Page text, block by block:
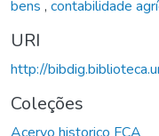
bens , contabilidade
URI
http://
Coleções